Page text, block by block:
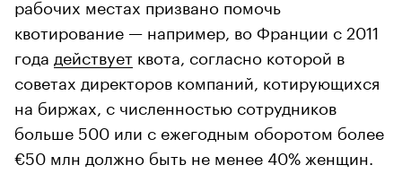
рабочих местах призвано помочь
квотирование — например, во Франции с 2011
года действует квота, согласно которой в
советах директоров компаний, котирующихся
на биржах, с численностью сотрудников
больше 500 или с ежегодным оборотом более
€50 млн должно быть не менее 40% женщин.